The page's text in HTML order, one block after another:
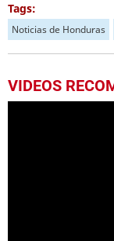
Tags:
Noticias de Honduras
VIDEOS